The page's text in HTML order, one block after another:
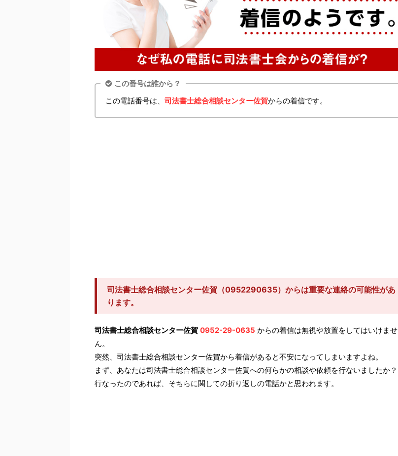
この番号は誰から？
この電話番号は、 司法書士総合相談センター佐賀からの着信です。
司法書士総合相談センター佐賀（0952290635）からは重要な連絡の可能性があ
ります。
司法書士総合相談センター佐賀 0952-29-0635 からの着信は無視や放置をしてはいけませ
ん。
突然、司法書士総合相談センター佐賀から着信があると不安になってしまいますよね。
まず、あなたは司法書士総合相談センター佐賀への何らかの相談や依頼を行ないましたか？
行なったのであれば、そちらに関しての折り返しの電話かと思われます。